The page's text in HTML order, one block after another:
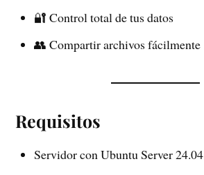
🔐 Control total de tus datos
👥 Compartir archivos fácilmente
Requisitos
Servidor con Ubuntu Server 24.04